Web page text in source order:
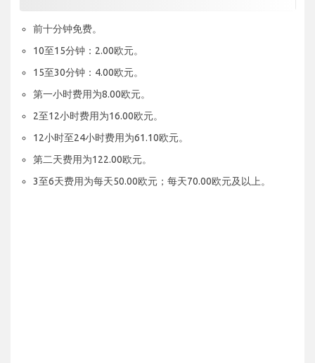
前十分钟免费。
10至15分钟：2.00欧元。
15至30分钟：4.00欧元。
第一小时费用为8.00欧元。
2至12小时费用为16.00欧元。
12小时至24小时费用为61.10欧元。
第二天费用为122.00欧元。
3至6天费用为每天50.00欧元；每天70.00欧元及以上。